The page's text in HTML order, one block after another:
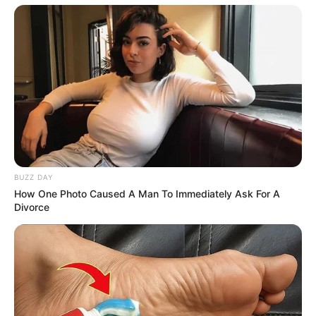
BUZZ DAY
How One Photo Caused A Man To Immediately Ask For A
Divorce
MATÉRIAS EM DESTAQUE NOS ÚLTIMOS 30 DIAS
Prefeitura realiza a maior entrega de
motocicletas aos Agentes de Saúde da
história...
Agente de Saúde é indiciada por
falsificar visitas que nunca aconteceram.
Terceiro lote da restituição do IR paga
contribuintes.
MATÉRIAS EM DESTAQUES
Agente de Saúde é indiciada por
falsificar visitas que nunca aconteceram.